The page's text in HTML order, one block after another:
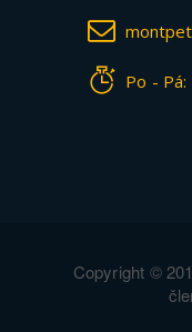
Po -
Copyright ©